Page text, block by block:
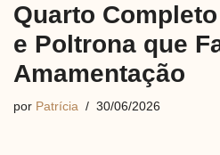
Quarto
e Poltrona que
Amamentação
por Patrícia 30/06/2026